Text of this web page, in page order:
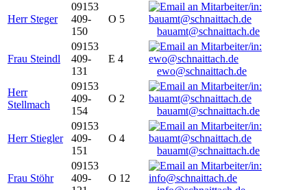
Herr Steger
09153
409-
150
O 5
bauamt@schnaittach.de
Frau Steindl
09153
409-
131
E 4
ewo@schnaittach.de
Herr
Stellmach
09153
409-
154
O 2
bauamt@schnaittach.de
Herr Stiegler
09153
409-
151
O 4
bauamt@schnaittach.de
Frau Stöhr
09153
409-
O 12